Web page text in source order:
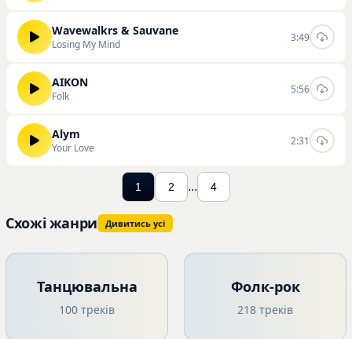
Wavewalkrs & Sauvane
Losing My Mind
3:49
AIKON
Folk
5:56
Alym
Your Love
2:31
1 2 ... 4
Схожі жанри Дивитись усі
Танцювальна
100 треків
Фолк-рок
218 треків